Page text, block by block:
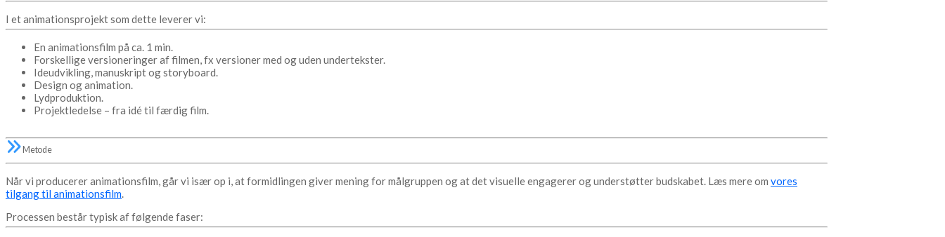
I et animationsprojekt som dette leverer vi:
En animationsfilm på ca. 1 min.
Forskellige versioneringer af filmen, fx versioner med og uden undertekster.
Ideudvikling, manuskript og storyboard.
Design og animation.
Lydproduktion.
Projektledelse – fra idé til færdig film.
Metode
Når vi producerer animationsfilm, går vi især op i, at formidlingen giver mening for målgruppen og at det visuelle engagerer og understøtter budskabet. Læs mere om vores
tilgang til animationsfilm.
Processen består typisk af følgende faser: